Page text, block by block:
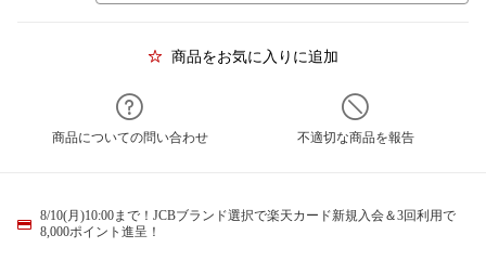
商品をお気に入りに追加
商品についての問い合わせ 不適切な商品を報告
8/10(月)10:00まで！JCBブランド選択で楽天カード新規入会＆3回利用で
8,000ポイント進呈！